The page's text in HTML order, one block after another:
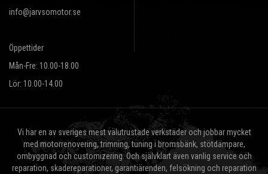
info@jarvsomotor.se
Öppettider
Mån-Fre: 10.00-18.00
Lör: 10.00-14.00
Vi har en av sveriges mest välutrustade verkstäder och jobbar mycket
med motorrenovering, trimning, tuning i bromsbänk, stötdämpare,
ombyggnad och customizering. Och självklart även vanlig service och
reparation, skadereparationer, garantiärenden, felsökning och reparation